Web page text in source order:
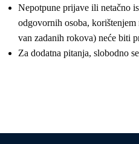
Nepotpune prijave ili netačno
odgovornih osoba,
van zadanih rokova) neće biti
Za dodatna pitanja, slobodno